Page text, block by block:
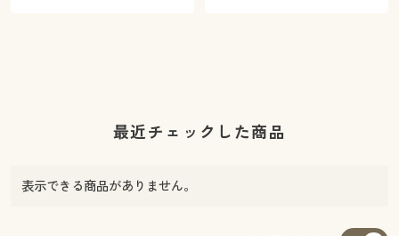
最近チェックした商品
表示できる商品がありません。